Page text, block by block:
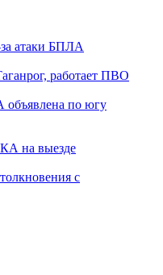
атаки БПЛА
работает ПВО
объявлена по югу
на выезде
с